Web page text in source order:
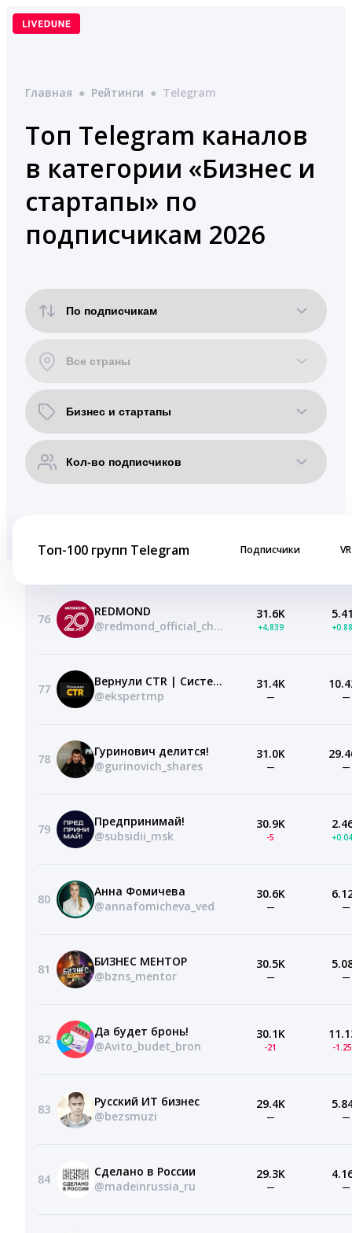
Перейти
Главная ● Рейтинги ● Telegram
Топ Telegram каналов
в категории «Бизнес и
стартапы» по
подписчикам 2026
Топ-100 групп Telegram Подписчики VR
76
REDMOND
@redmond_official_channel
31.6K
+4,839
77
Вернули CTR | Система на Маркетплейсах
@ekspertmp
31.4K
— —
78
Гуринович делится!
@gurinovich_shares
31.0K
— —
79
Предпринимай!
@subsidii_msk
30.9K
-5
80
Анна Фомичева
@annafomicheva_ved
30.6K
— —
81
БИЗНЕС МЕНТОР
@bzns_mentor
30.5K
— —
82
Да будет бронь!
@Avito_budet_bron
30.1K
-21 -
83
Русский ИТ бизнес
@bezsmuzi
29.4K
— —
84
Сделано в России
@madeinrussia_ru
29.3K
— —